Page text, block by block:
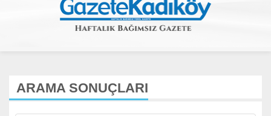
ARAMA SONUÇLARI